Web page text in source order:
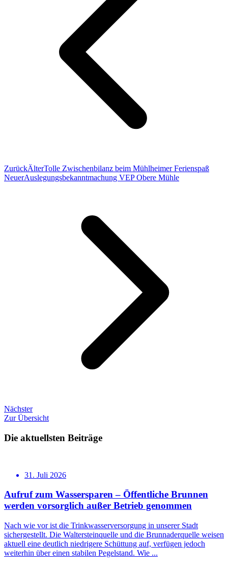
ZurückÄlterTolle Zwischenbilanz beim Mühlheimer Ferienspaß
NeuerAuslegungsbekanntmachung VEP Obere Mühle
Nächster
Zur Übersicht
Die aktuellsten Beiträge
31. Juli 2026
Aufruf zum Wassersparen – Öffentliche Brunnen
werden vorsorglich außer Betrieb genommen
Nach wie vor ist die Trinkwasserversorgung in unserer Stadt
sichergestellt. Die Waltersteinquelle und die Brunnaderquelle weisen
aktuell eine deutlich niedrigere Schüttung auf, verfügen jedoch
weiterhin über einen stabilen Pegelstand. Wie ...